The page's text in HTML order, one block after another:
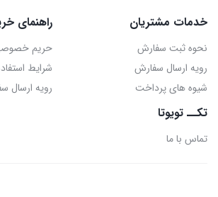
خدمات مشتریان
نحوه ثبت سفارش
رویه ارسال سفارش
شیوه های پرداخت
راهنمای
حریم
شرایط
رویه ارسال
تکــ تویوتا
تماس با ما